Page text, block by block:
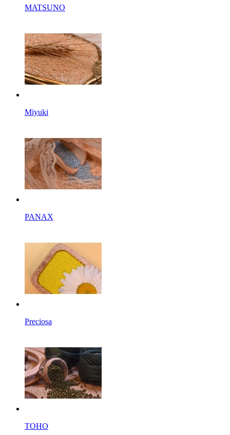
MATSUNO
Miyuki
PANAX
Preciosa
TOHO